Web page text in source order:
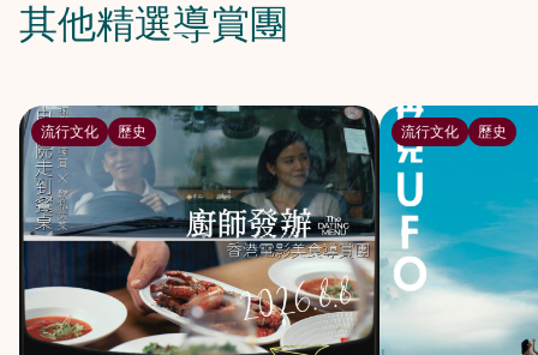
其他精選導賞團
流行文化 歷史 流行文化 歷史